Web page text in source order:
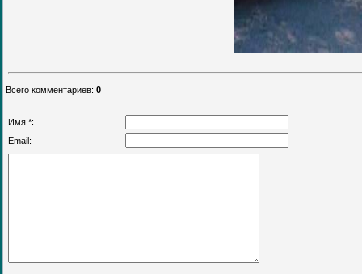
Всего комментариев: 0
Имя *:
Email: